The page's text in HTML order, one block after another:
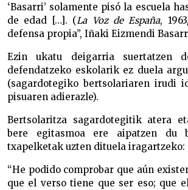
‘Basarri’ solamente pisó la escuela
de edad […]. (La Voz de España,
defensa propia”, Iñaki Eizmendi
Ezin ukatu deigarria suertatzen
defendatzeko eskolarik ez duela
(sagardotegiko bertsolariaren irudi
pisuaren adierazle).
Bertsolaritza sagardotegitik atera
bere egitasmoa ere aipatzen du
txapelketak uzten dituela iragartzeko:
“He podido comprobar que aún
que el verso tiene que ser eso; que